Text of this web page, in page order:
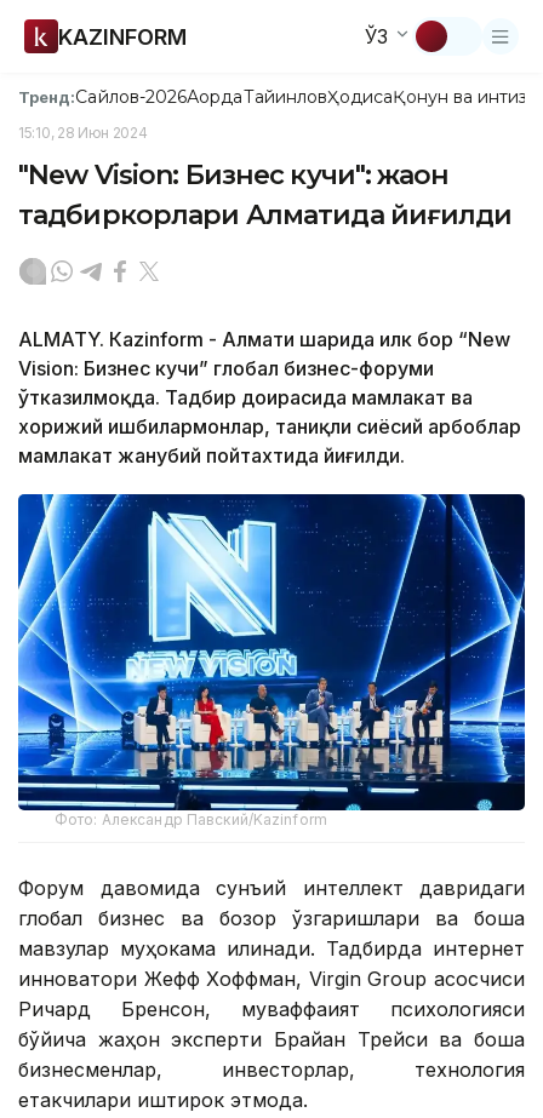
KAZINFORM ЎЗ
Тренд:Сайлов-2026АқордаТайинловҲодисаҚонун ва
15:10, 28 Июн 2024
"New Vision: Бизнес кучи": жаҳон
тадбиркорлари Алматида йиғилди
ALMATY. Кazinform - Алмати шаҳрида илк бор “New
Vision: Бизнес кучи” глобал бизнес-форуми
ўтказилмоқда. Тадбир доирасида мамлакат ва
хорижий ишбилармонлар, таниқли сиёсий арбоблар
мамлакат жанубий пойтахтида йиғилди.
Фото: Александр Павский/Kazinform
Форум давомида сунъий интеллект давридаги
глобал бизнес ва бозор ўзгаришлари ва бошқа
мавзулар муҳокама қилинади. Тадбирда интернет
инноватори Жефф Хоффман, Virgin Group асосчиси
Ричард Бренсон, муваффақият психологияси
бўйича жаҳон эксперти Брайан Трейси ва бошқа
бизнесменлар, инвесторлар, технология
етакчилари иштирок этмоқда.